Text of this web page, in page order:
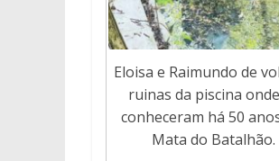
Eloisa e Raimundo de
ruinas da piscina
conheceram há 50
Mata do Batalhão.